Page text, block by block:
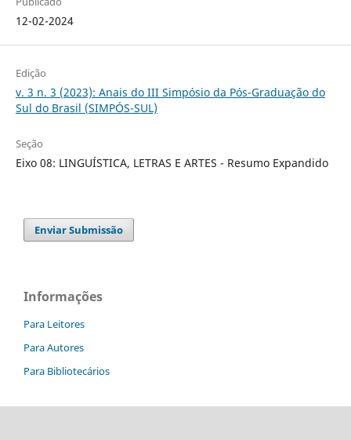
12-02-2024
Edição
v. 3 n. 3 (2023): Anais do III Simpósio da Pós-Graduação do
Sul do Brasil (SIMPÓS-SUL)
Seção
Eixo 08: LINGUÍSTICA, LETRAS E ARTES - Resumo Expandido
Enviar Submissão
Informações
Para Leitores
Para Autores
Para Bibliotecários